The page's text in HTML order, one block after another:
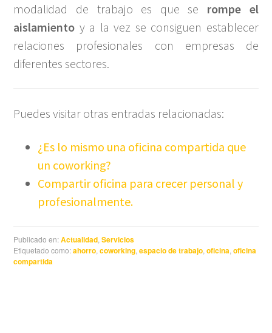
modalidad de trabajo es que se rompe el
aislamiento y a la vez se consiguen establecer
relaciones profesionales con empresas de
diferentes sectores.
Puedes visitar otras entradas relacionadas:
¿Es lo mismo una oficina compartida que
un coworking?
Compartir oficina para crecer personal y
profesionalmente.
Publicado en:Actualidad ,Servicios
Etiquetado como:ahorro ,coworking ,espacio de trabajo ,oficina ,oficina
compartida